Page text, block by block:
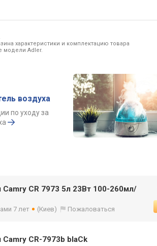
характеристики и комплектацию товара
модели Adler.
воздуха
по уходу за
Camry CR 7973 5л 23Вт 100-260мл/
7 лет (Киев) Пожаловаться
Сamry СR-7973b blaСk